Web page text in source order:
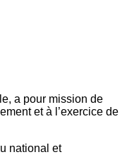
a pour mission de
et à l’exercice de
national et